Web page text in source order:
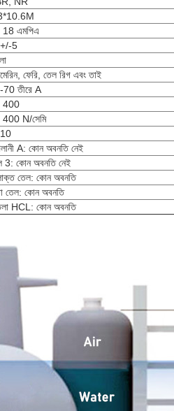
এমপিএ
5
ফেরি, তেল রিগ এবং তাই
তীরে A
400
N/সেমি
A: কোন অবনতি নেই
3: কোন অবনতি নেই
তেল: কোন অবনতি
তেল: কোন অবনতি
HCL: কোন অবনতি